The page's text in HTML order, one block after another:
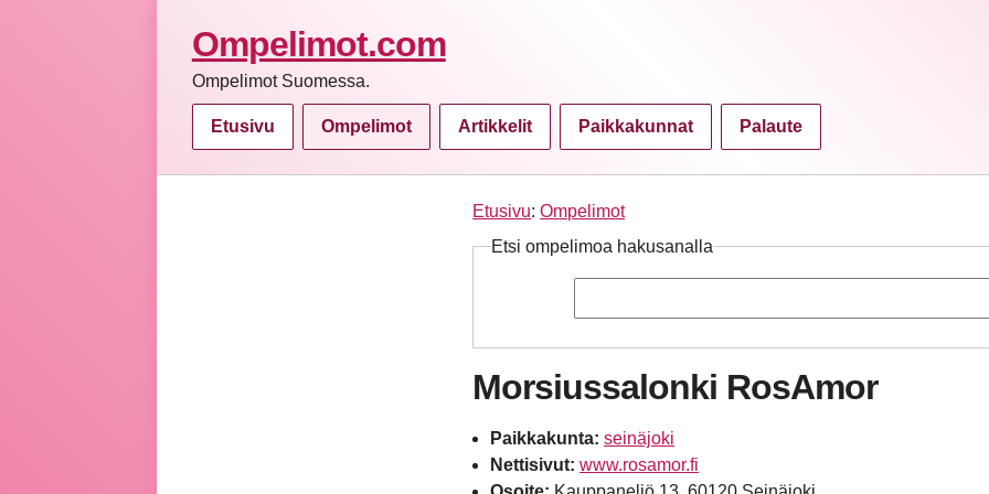
Ompelimot.com
Ompelimot Suomessa.
Etusivu Ompelimot Artikkelit Paikkakunnat Palaute
Etusivu:Ompelimot
Etsi ompelimoa hakusanalla
Morsiussalonki RosAmor
Paikkakunta: seinäjoki
Nettisivut: www.rosamor.fi